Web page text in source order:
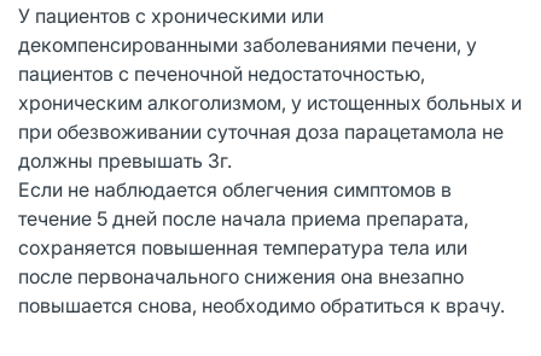
У пациентов с хроническими или
декомпенсированными заболеваниями печени, у
пациентов с печеночной недостаточностью,
хроническим алкоголизмом, у истощенных больных и
при обезвоживании суточная доза парацетамола не
должны превышать 3г.
Если не наблюдается облегчения симптомов в
течение 5 дней после начала приема препарата,
сохраняется повышенная температура тела или
после первоначального снижения она внезапно
повышается снова, необходимо обратиться к врачу.